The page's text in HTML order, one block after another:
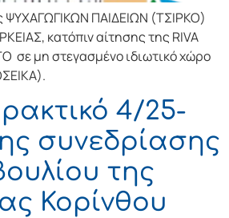
ΨΥΧΑΓΩΓΙΚΩΝ ΠΑΙΔΕΙΩΝ (ΤΣΙΡΚΟ)
κατόπιν αίτησης της RIVA
σε μη στεγασμένο ιδιωτικό χώρο
4/25-
συνεδρίασης
της
Κορίνθου